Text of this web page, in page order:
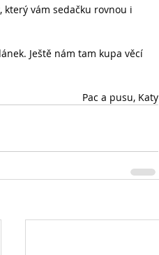
, který vám sedačku rovnou i
Ještě nám tam kupa věcí
Pac a pusu, Katy